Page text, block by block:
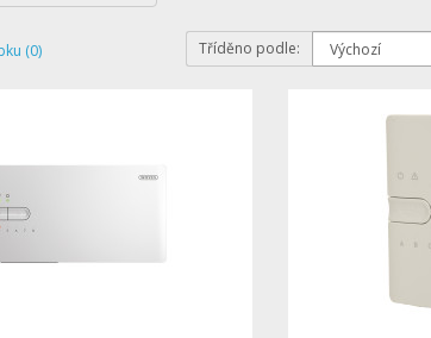
(0) Tříděno podle: